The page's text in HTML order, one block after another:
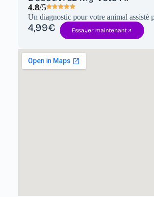
4.8/5
Un diagnostic pour votre animal assisté
4,99€ Essayer maintenant